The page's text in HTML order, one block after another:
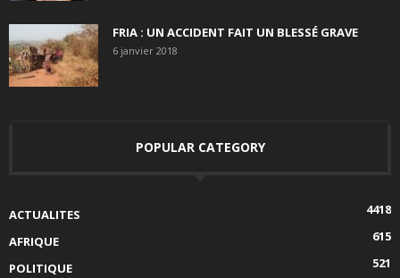
FRIA : UN ACCIDENT FAIT UN BLESSÉ GRAVE
6 janvier 2018
POPULAR CATEGORY
ACTUALITES
4418
AFRIQUE
615
POLITIQUE
521